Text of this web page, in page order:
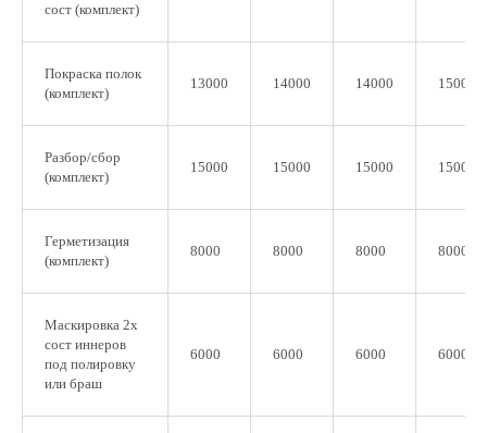
сост (комплект)
Покраска полок
(комплект)
13000 14000 14000 15000
Разбор/сбор
(комплект)
15000 15000 15000 15000
Герметизация
(комплект)
8000 8000 8000 8000
Маскировка 2х
сост иннеров
под полировку
или браш
6000 6000 6000 6000